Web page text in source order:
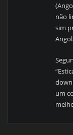
não
sim
um